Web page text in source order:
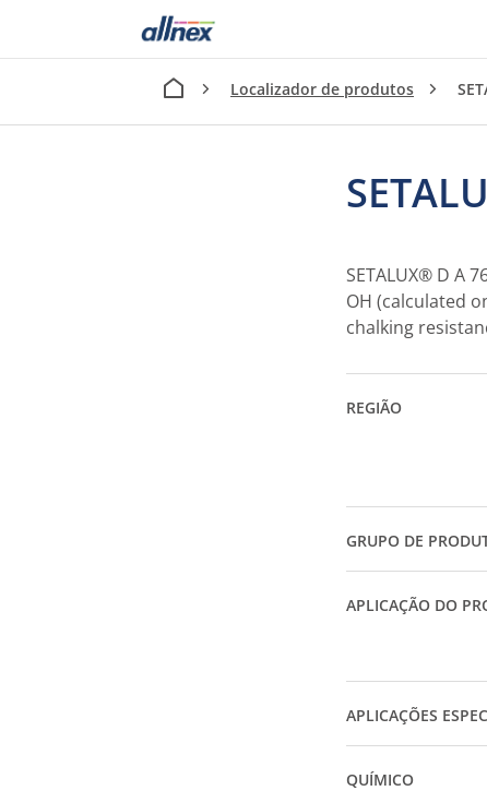
Localizador de produtos
SETALUX® D A
OH (calculated
chalking
REGIÃO
GRUPO DE
APLICAÇÃO DO
APLICAÇÕES
QUÍMICO